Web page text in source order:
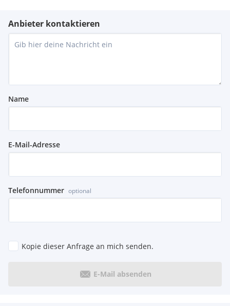
Anbieter kontaktieren
Name
E-Mail-Adresse
Telefonnummer optional
Kopie dieser Anfrage an mich senden.
E-Mail absenden